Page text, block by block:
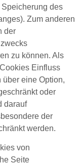
des
Zum anderen
der
zu können. Als
Einfluss
über eine Option,
oder
darauf
der
werden.
von
Seite